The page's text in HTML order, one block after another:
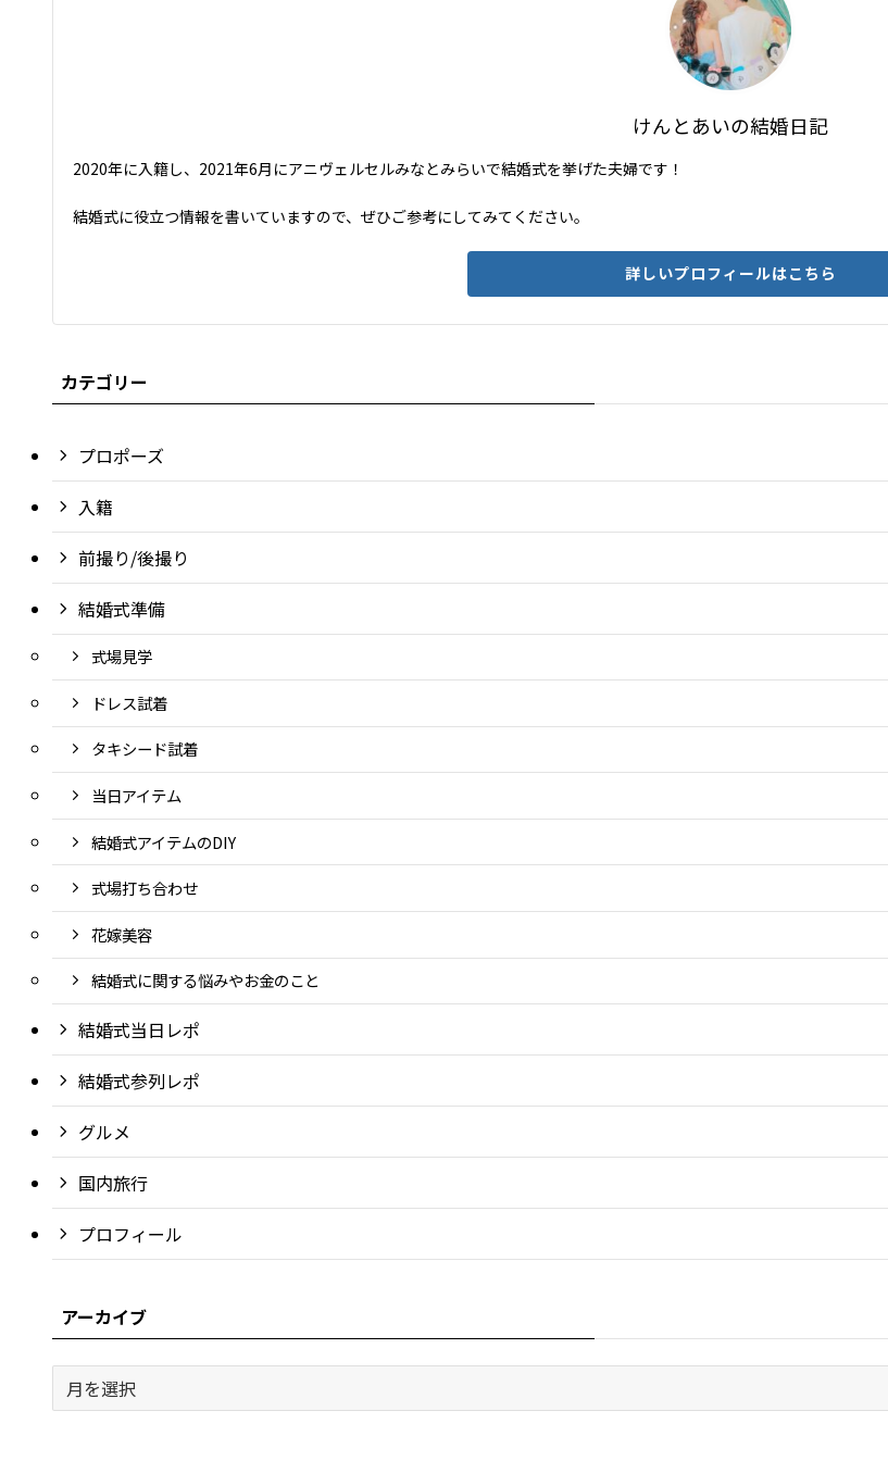
けんとあいの結婚日記
2020年に入籍し、2021年6月にアニヴェルセルみなとみらいで結婚式を挙げた夫婦です！
結婚式に役立つ情報を書いていますので、ぜひご参考にしてみてください。
詳しいプロフィールはこちら
カテゴリー
プロポーズ
入籍
前撮り/後撮り
結婚式準備
式場見学
ドレス試着
タキシード試着
当日アイテム
結婚式アイテムのDIY
式場打ち合わせ
花嫁美容
結婚式に関する悩みやお金のこと
結婚式当日レポ
結婚式参列レポ
グルメ
国内旅行
プロフィール
アーカイブ
ー